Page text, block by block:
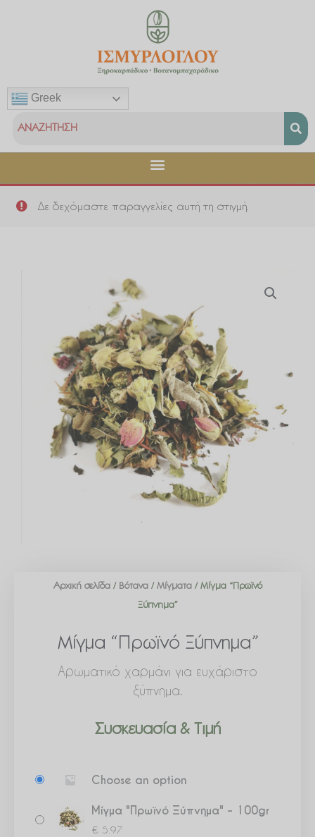
Greek
Δε δεχόμαστε παραγγελίες αυτή τη στιγμή.
Αρχική σελίδα/ Βότανα/ Μίγματα/ Μίγμα “Πρωϊνό
Ξύπνημα”
Μίγμα “Πρωϊνό Ξύπνημα”
Αρωματικό χαρμάνι για ευχάριστο
ξύπνημα.
Συσκευασία & Τιμή
Choose an option
Μίγμα "Πρωϊνό Ξύπνημα" – 100gr
€ 5.97
"Πρωϊνό
Ξύπνημα"
ποσότητα